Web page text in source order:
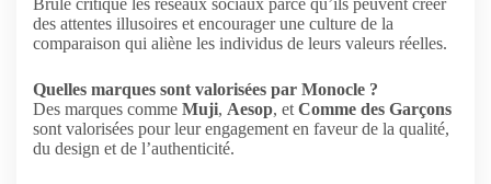
Brûlé critique les réseaux sociaux parce qu’ils peuvent créer
des attentes illusoires et encourager une culture de la
comparaison qui aliène les individus de leurs valeurs réelles.
Quelles marques sont valorisées par Monocle ?
Des marques comme Muji, Aesop, et Comme des Garçons
sont valorisées pour leur engagement en faveur de la qualité,
du design et de l’authenticité.